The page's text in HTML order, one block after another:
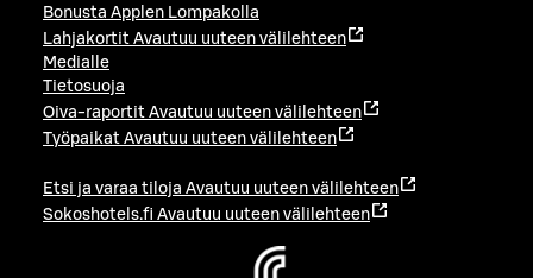
Bonusta Applen Lompakolla
Lahjakortit Avautuu uuteen välilehteen
Medialle
Tietosuoja
Oiva-raportit Avautuu uuteen välilehteen
Työpaikat Avautuu uuteen välilehteen
Etsi ja varaa tiloja Avautuu uuteen välilehteen
Sokoshotels.fi Avautuu uuteen välilehteen